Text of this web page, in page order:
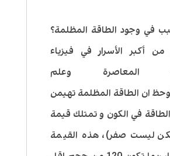
في وجود الطاقة المظلمة؟
أكبر الأسرار في فيزياء
المعاصرة وعلم
ان الطاقة المظلمة تهيمن
في الكون و تمتلك قيمة
ليست صفر)، هذه القيمة